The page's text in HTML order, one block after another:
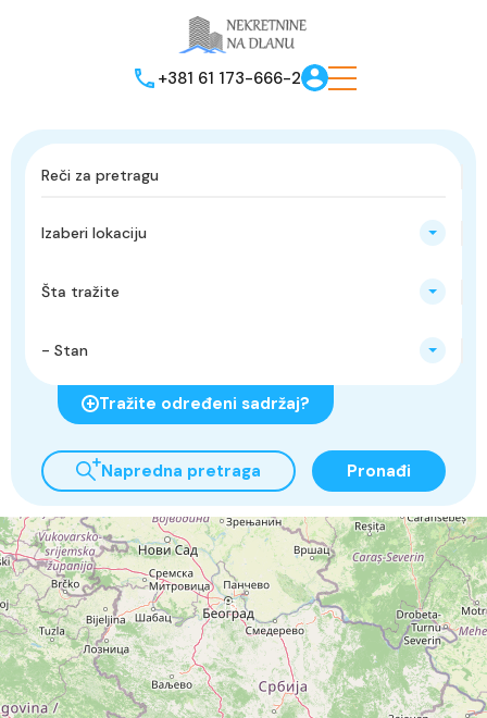
+381 61 173-666-2
Izaberi lokaciju
Šta tražite
- Stan
Tražite određeni sadržaj?
Napredna pretraga Pronađi
16